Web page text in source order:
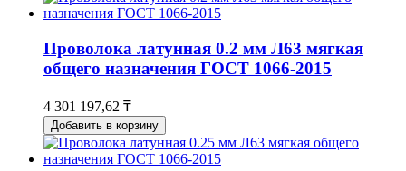
Проволока латунная 0.2 мм Л63 мягкая
общего назначения ГОСТ 1066-2015
4 301 197,62 ₸
Добавить в корзину